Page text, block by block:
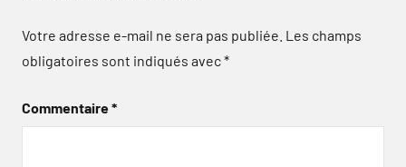
Votre adresse e-mail ne sera pas publiée. Les champs
obligatoires sont indiqués avec*
Commentaire*